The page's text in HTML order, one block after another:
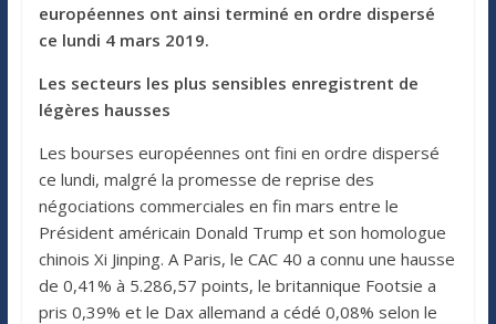
européennes ont ainsi terminé en ordre dispersé
ce lundi 4 mars 2019.
Les secteurs les plus sensibles enregistrent de
légères hausses
Les bourses européennes ont fini en ordre dispersé
ce lundi, malgré la promesse de reprise des
négociations commerciales en fin mars entre le
Président américain Donald Trump et son homologue
chinois Xi Jinping. A Paris, le CAC 40 a connu une hausse
de 0,41% à 5.286,57 points, le britannique Footsie a
pris 0,39% et le Dax allemand a cédé 0,08% selon le